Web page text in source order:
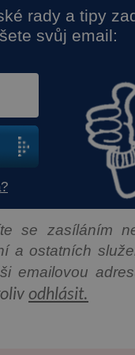
rady a tipy
svůj email:
se zasíláním
a ostatních
emailovou
odhlásit.